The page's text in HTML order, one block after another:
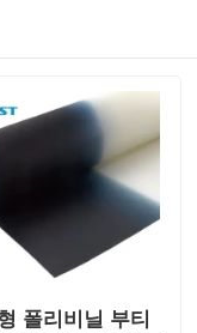
폴리비닐 부티